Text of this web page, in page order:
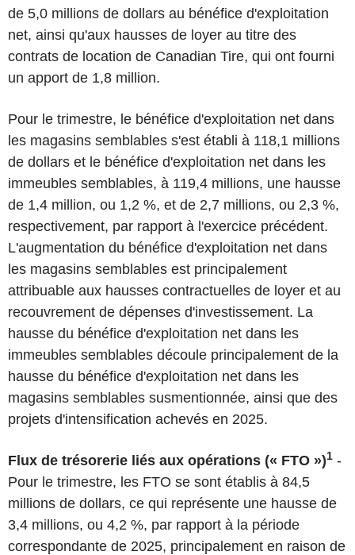
de 5,0 millions de dollars au bénéfice d'exploitation
net, ainsi qu'aux hausses de loyer au titre des
contrats de location de Canadian Tire, qui ont fourni
un apport de 1,8 million.
Pour le trimestre, le bénéfice d'exploitation net dans
les magasins semblables s'est établi à 118,1 millions
de dollars et le bénéfice d'exploitation net dans les
immeubles semblables, à 119,4 millions, une hausse
de 1,4 million, ou 1,2 %, et de 2,7 millions, ou 2,3 %,
respectivement, par rapport à l'exercice précédent.
L'augmentation du bénéfice d'exploitation net dans
les magasins semblables est principalement
attribuable aux hausses contractuelles de loyer et au
recouvrement de dépenses d'investissement. La
hausse du bénéfice d'exploitation net dans les
immeubles semblables découle principalement de la
hausse du bénéfice d'exploitation net dans les
magasins semblables susmentionnée, ainsi que des
projets d'intensification achevés en 2025.
Flux de trésorerie liés aux opérations (« FTO »)1 -
Pour le trimestre, les FTO se sont établis à 84,5
millions de dollars, ce qui représente une hausse de
3,4 millions, ou 4,2 %, par rapport à la période
correspondante de 2025, principalement en raison de